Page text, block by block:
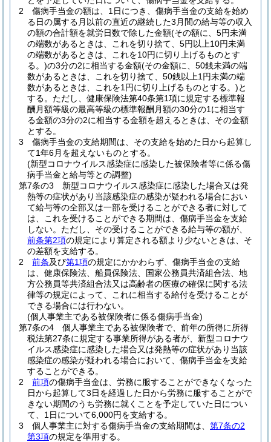
2
傷病手当金の額は、1日につき、傷病手当金の支給を始め
る日の属する月以前の直近の継続した3月間の給与等の収入
の額の合計額を就労日数で除した金額(その額に、5円未満
の端数があるときは、これを切り捨て、5円以上10円未満
の端数があるときは、これを10円に切り上げるものとす
る。)の3分の2に相当する金額(その金額に、50銭未満の端
数があるときは、これを切り捨て、50銭以上1円未満の端
数があるときは、これを1円に切り上げるものとする。)と
する。 ただし、健康保険法第40条第1項に規定する標準報
酬月額等級の最高等級の標準報酬月額の30分の1に相当す
る金額の3分の2に相当する金額を超えるときは、その金額
とする。
3
傷病手当金の支給期間は、その支給を始めた日から起算し
て1年6月を超えないものとする。
(新型コロナウイルス感染症に感染した被保険者等に係る傷
病手当金と給与等との調整)
第7条の3
新型コロナウイルス感染症に感染した場合又は発
熱等の症状があり当該感染症の感染が疑われる場合におい
て給与等の全部又は一部を受けることができる者に対して
は、これを受けることができる期間は、傷病手当金を支給
しない。 ただし、その受けることができる給与等の額が、
前条第2項の規定により算定される額より少ないときは、そ
の差額を支給する。
2
前条及び第1項の規定にかかわらず、傷病手当金の支給
は、健康保険法、船員保険法、国家公務員共済組合法、地
方公務員等共済組合法又は高齢者の医療の確保に関する法
律等の規定によって、これに相当する給付を受けることが
できる場合には行わない。
(個人事業主である被保険者に係る傷病手当金)
第7条の4
個人事業主である被保険者で、前年の所得に所得
税法第27条に規定する事業所得がある者が、新型コロナウ
イルス感染症に感染した場合又は発熱等の症状があり当該
感染症の感染が疑われる場合において、傷病手当金を支給
することができる。
2
前項の傷病手当金は、労務に服することができなくなった
日から起算して3日を経過した日から労務に服することがで
きない期間のうち労務に就くことを予定していた日につい
て、1日について6,000円を支給する。
3
個人事業主に対する傷病手当金の支給期間は、 第7条の2
第3項の規定を準用する。